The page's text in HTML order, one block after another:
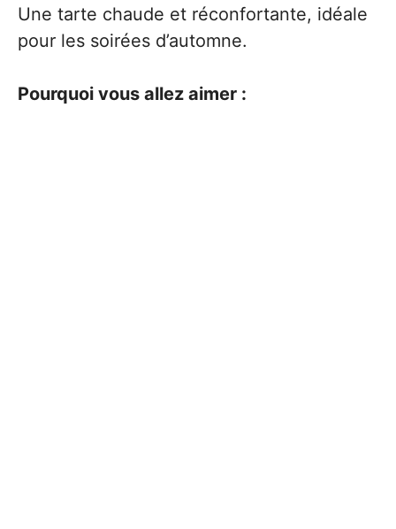
Une tarte chaude et réconfortante, idéale
pour les soirées d’automne.
Pourquoi vous allez aimer :